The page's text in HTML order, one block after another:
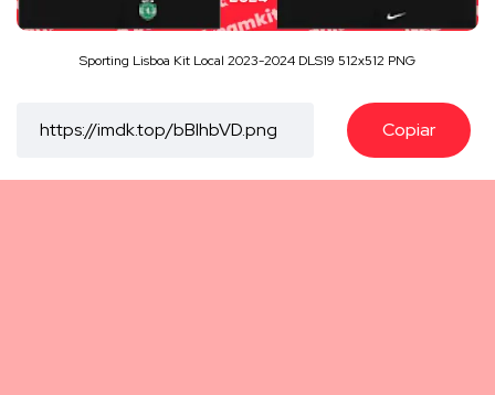
Sporting Lisboa Kit Local 2023-2024 DLS19 512x512 PNG
Copiar